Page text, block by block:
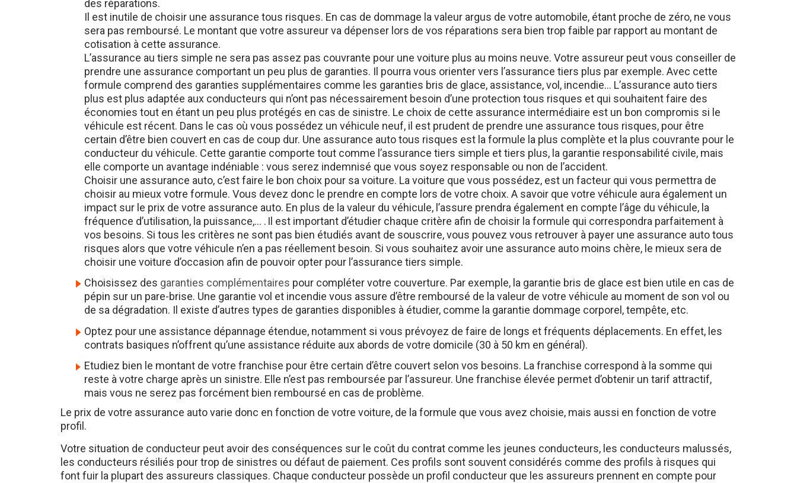
Il est inutile de choisir une assurance tous risques. En cas de dommage la valeur argus de votre automobile, étant proche de zéro, ne vous
sera pas remboursé. Le montant que votre assureur va dépenser lors de vos réparations sera bien trop faible par rapport au montant de
cotisation à cette assurance.
L’assurance au tiers simple ne sera pas assez pas couvrante pour une voiture plus au moins neuve. Votre assureur peut vous conseiller de
prendre une assurance comportant un peu plus de garanties. Il pourra vous orienter vers l’assurance tiers plus par exemple. Avec cette
formule comprend des garanties supplémentaires comme les garanties bris de glace, assistance, vol, incendie… L’assurance auto tiers
plus est plus adaptée aux conducteurs qui n’ont pas nécessairement besoin d’une protection tous risques et qui souhaitent faire des
économies tout en étant un peu plus protégés en cas de sinistre. Le choix de cette assurance intermédiaire est un bon compromis si le
véhicule est récent. Dans le cas où vous possédez un véhicule neuf, il est prudent de prendre une assurance tous risques, pour être
certain d’être bien couvert en cas de coup dur. Une assurance auto tous risques est la formule la plus complète et la plus couvrante pour le
conducteur du véhicule. Cette garantie comporte tout comme l’assurance tiers simple et tiers plus, la garantie responsabilité civile, mais
elle comporte un avantage indéniable : vous serez indemnisé que vous soyez responsable ou non de l’accident.
Choisir une assurance auto, c’est faire le bon choix pour sa voiture. La voiture que vous possédez, est un facteur qui vous permettra de
choisir au mieux votre formule. Vous devez donc le prendre en compte lors de votre choix. A savoir que votre véhicule aura également un
impact sur le prix de votre assurance auto. En plus de la valeur du véhicule, l’assure prendra également en compte l’âge du véhicule, la
fréquence d’utilisation, la puissance,… . Il est important d’étudier chaque critère afin de choisir la formule qui correspondra parfaitement à
vos besoins. Si tous les critères ne sont pas bien étudiés avant de souscrire, vous pouvez vous retrouver à payer une assurance auto tous
risques alors que votre véhicule n’en a pas réellement besoin. Si vous souhaitez avoir une assurance auto moins chère, le mieux sera de
choisir une voiture d’occasion afin de pouvoir opter pour l’assurance tiers simple.
Choisissez desgaranties complémentairespour compléter votre couverture. Par exemple, la garantie bris de glace est bien utile en cas de
pépin sur un pare-brise. Une garantie vol et incendie vous assure d’être remboursé de la valeur de votre véhicule au moment de son vol ou
de sa dégradation. Il existe d’autres types de garanties disponibles à étudier, comme la garantie dommage corporel, tempête, etc.
Optez pour une assistance dépannage étendue, notamment si vous prévoyez de faire de longs et fréquents déplacements. En effet, les
contrats basiques n’offrent qu’une assistance réduite aux abords de votre domicile (30 à 50 km en général).
Etudiez bien le montant de votre franchise pour être certain d’être couvert selon vos besoins. La franchise correspond à la somme qui
reste à votre charge après un sinistre. Elle n’est pas remboursée par l’assureur. Une franchise élevée permet d’obtenir un tarif attractif,
mais vous ne serez pas forcément bien remboursé en cas de problème.
Le prix de votre assurance auto varie donc en fonction de votre voiture, de la formule que vous avez choisie, mais aussi en fonction de votre
profil.
Votre situation de conducteur peut avoir des conséquences sur le coût du contrat comme les jeunes conducteurs, les conducteurs malussés,
les conducteurs résiliés pour trop de sinistres ou défaut de paiement. Ces profils sont souvent considérés comme des profils à risques qui
font fuir la plupart des assureurs classiques. Chaque conducteur possède un profil conducteur que les assureurs prennent en compte pour
établir le prix de l’assurance auto. Ce profil prend en compte :